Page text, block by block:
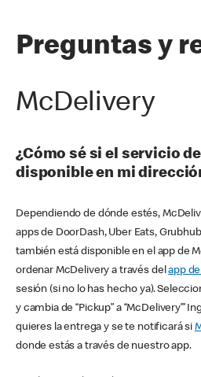
Preguntas y
McDelivery
¿Cómo sé si el servicio
disponible en mi
Dependiendo de dónde estés,
apps de DoorDash, Uber Eats,
también está disponible en el app de
ordenar McDelivery a través delapp
sesión (si no lo has hecho ya).
y cambia de “Pickup” a “McDelivery’”
quieres la entrega y se te notificará si
donde estás a través de nuestro app.